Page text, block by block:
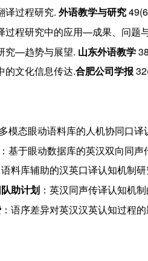
译过程研究. 外语教学与研究
过程研究中的应用—成果、问题
究—趋势与展望. 山东外语教学
的文化信息传达.合肥公司学报
模态眼动语料库的人机协同口
：基于眼动数据库的英汉双向同
语料库辅助的汉英口译认知机制
助计划 ：英汉同声传译认知机
：语序差异对英汉汉英认知过程